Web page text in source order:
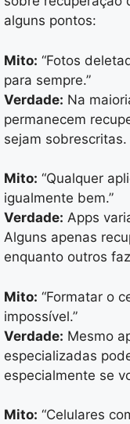
alguns pontos:
Mito: “Fotos
para sempre.”
Verdade: Na
permanecem
sejam sobrescritas.
Mito: “Qualquer
igualmente bem.”
Verdade: Apps
Alguns apenas
enquanto outros
Mito: “Formatar o
impossível.”
Verdade: Mesmo
especializadas
especialmente se
Mito: “Celulares